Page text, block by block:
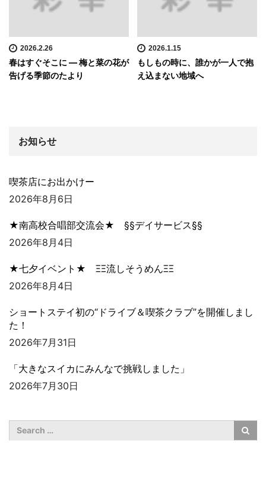
2026.2.26
春はすぐそこに ― 梅と菜の花が
告げる季節のたより
2026.1.15
もしもの時に、誰かが一人で抱
え込まない地域へ
お知らせ
喫茶店にお出かけー
2026年8月6日
★南高校合唱部交流会★ §§デイサービス§§
2026年8月4日
★七夕イベント★ ΞΞ流しそうめんΞΞ
2026年8月4日
ショートステイ初の“ドライブ＆喫茶クラブ”を開催しまし
た！
2026年7月31日
「大きなスイカにみんなで挑戦しました」
2026年7月30日